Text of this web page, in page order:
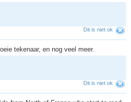
Dit is niet ok
tekenaar, en nog veel meer.
Dit is niet ok